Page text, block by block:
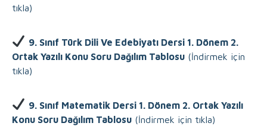
tıkla)
9. Sınıf Türk Dili Ve Edebiyatı Dersi 1. Dönem 2.
Ortak Yazılı Konu Soru Dağılım Tablosu (İndirmek için
tıkla)
9. Sınıf Matematik Dersi 1. Dönem 2. Ortak Yazılı
Konu Soru Dağılım Tablosu (İndirmek için tıkla)